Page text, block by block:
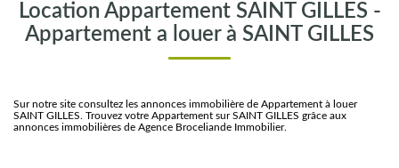
Sélectionnez...
Type de bien
Surface min
Créer une alerte
Location Appartement SAINT GILLES -
Appartement a louer à SAINT GILLES
Sur notre site consultez les annonces immobilière de Appartement à louer
SAINT GILLES. Trouvez votre Appartement sur SAINT GILLES grâce aux
annonces immobilières de Agence Broceliande Immobilier.